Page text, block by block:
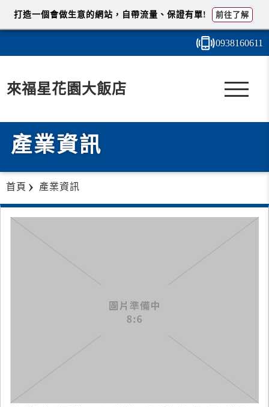
0938160611
來福星花園大飯店
產業資訊
首頁 產業資訊
打造一個會做生意的網站，自帶流量、保證有單! 前往了解